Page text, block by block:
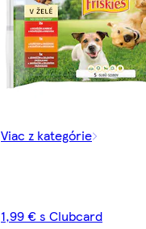
Viac z kategórie
1,99 € s Clubcard